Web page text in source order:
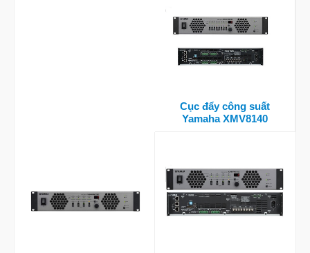
Cục đẩy công suất
Yamaha XMV8140